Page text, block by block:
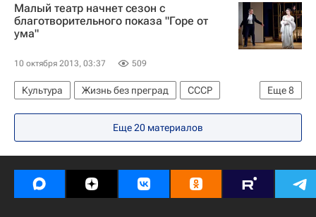
Приволжский ФО
Детские вопросы
Россия
Малый театр начнет сезон с
благотворительного показа "Горе от
ума"
10 октября 2013, 03:37 509
Еще8
Культура Жизнь без преград
СССР
Дальневосточный ФО
Европа
Весь мир
Юрий Соломин
Сергей Женовач
Малый театр Россия
Еще 20 материалов